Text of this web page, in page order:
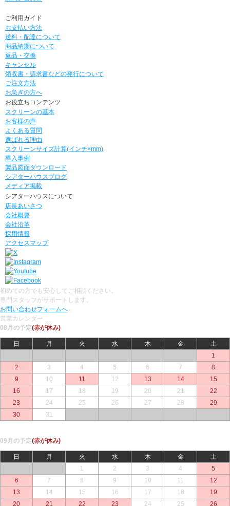
ご利用ガイド
お支払い方法
送料・配達について
商品納期について
返品・交換
キャンセル
領収書・請求書などの発行について
ご注文方法
お急ぎの方へ
お役立ちコンテンツ
スクリーンの基本
お客様の声
よくある質問
選ばれる理由
スクリーンサイズ計算(インチ×mm)
導入事例
製品図面ダウンロード
シアターハウスブログ
メディア掲載
シアターハウスについて
店長あいさつ
会社概要
会社沿革
採用情報
アクセスマップ
初めての方でも安心してご相談ください。
専門スタッフがサポートします。
お問い合わせフォームへ
営業カレンダー
08月の予定(赤が休み)
日 月 火 水 木 金
土
1
2
3 4 5 6 7
8
9
10 11 12 13 14
15
16
17 18 19 20 21
22
23
24 25 26 27 28
29
30
31
09月の予定(赤が休み)
日 月 火 水 木 金
土
1 2 3 4
5
6
7 8 9 10 11
12
13
14 15 16 17 18
19
20
21 22 23 24 25 26